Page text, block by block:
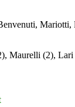
Mariotti,
Maurelli (2),